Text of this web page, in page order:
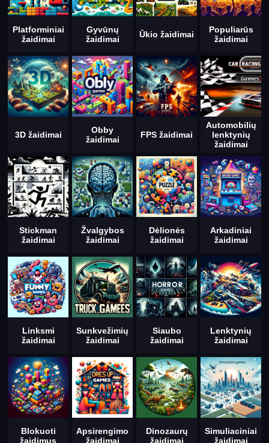
Platforminiai
žaidimai
Gyvūnų
žaidimai
Ūkio žaidimai
Populiarūs
žaidimai
3D žaidimai
Obby
žaidimai
FPS žaidimai
Automobilių
lenktynių
žaidimai
Stickman
žaidimai
Žvalgybos
žaidimai
Dėlionės
žaidimai
Arkadiniai
žaidimai
Linksmi
žaidimai
Sunkvežimių
žaidimai
Siaubo
žaidimai
Lenktynių
žaidimai
Blokuoti
žaidimus
Apsirengimo
žaidimai
Dinozaurų
žaidimai
Simuliaciniai
žaidimai